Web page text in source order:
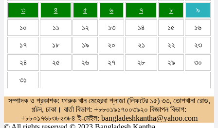
৩ ৪ ৫ ৬ ৭ ৮ ৯
১০ ১১ ১২ ১৩ ১৪ ১৫ ১৬
১৭ ১৮ ১৯ ২০ ২১ ২২ ২৩
২৪ ২৫ ২৬ ২৭ ২৮ ২৯ ৩০
৩১
সম্পাদক ও প্রকাশক: ফারুক খান মেহেরবা প্লাজা (লিফটের ১৫) ৩৩, তোপখানা রোড,
পল্টন, ঢাকা। বার্তা বিভাগ: +৮৮০১৯১৭০০৩৯২০ বিজ্ঞাপন বিভাগ:
+৮৮০১৭৬৮৩৮২৩৮৪ ই-মেইল: bangladeshkantha@yahoo.com